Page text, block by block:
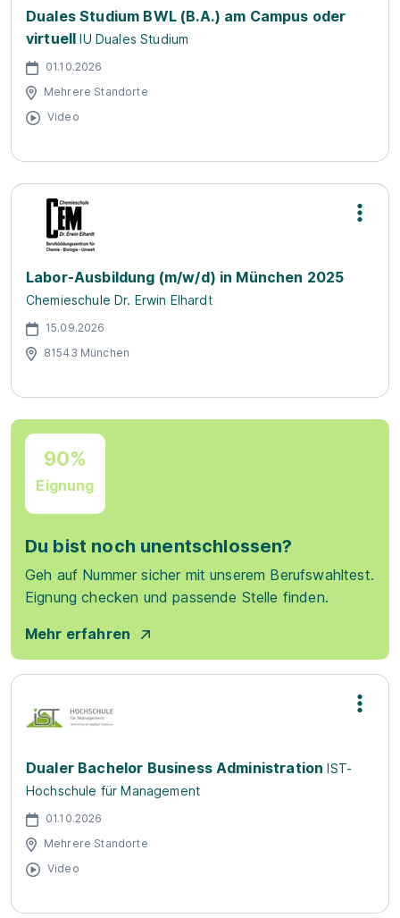
Duales Studium BWL (B.A.) am Campus oder
virtuell IU Duales Studium
01.10.2026
Mehrere Standorte
Video
Labor-Ausbildung (m/w/d) in München 2025
Chemieschule Dr. Erwin Elhardt
15.09.2026
81543 München
90%
Eignung
Du bist noch unentschlossen?
Geh auf Nummer sicher mit unserem Berufswahltest.
Eignung checken und passende Stelle finden.
Mehr erfahren
Dualer Bachelor Business Administration IST-
Hochschule für Management
01.10.2026
Mehrere Standorte
Video